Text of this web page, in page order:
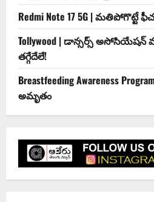
Redmi Note 17 5G | మతిపోగొట్టే
Tollywood | డాన్సర్స్ అసోసియేషన్
తగ్గేదేలే!
Breastfeeding Awareness
అమృతం